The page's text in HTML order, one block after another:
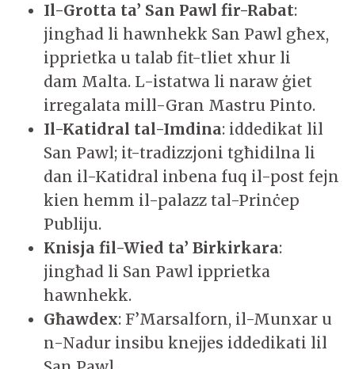
Il-Grotta ta’ San Pawl fir-Rabat:
jingħad li hawnhekk San Pawl għex,
ipprietka u talab fit-tliet xhur li
dam Malta. L-istatwa li naraw ġiet
irregalata mill-Gran Mastru Pinto.
Il-Katidral tal-Imdina: iddedikat lil
San Pawl; it-tradizzjoni tgħidilna li
dan il-Katidral inbena fuq il-post fejn
kien hemm il-palazz tal-Prinċep
Publiju.
Knisja fil-Wied ta’ Birkirkara:
jingħad li San Pawl ipprietka
hawnhekk.
Għawdex: F’Marsalforn, il-Munxar u
n-Nadur insibu knejjes iddedikati lil